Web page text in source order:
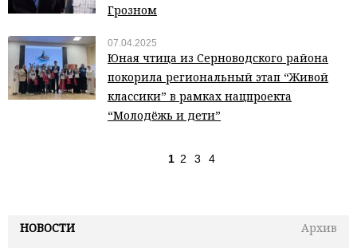
НОВОСТИ
Архив
Грозном
07.04.2025
Юная чтица из Серноводского района
покорила региональный этап “Живой
классики” в рамках нацпроекта
“Молодёжь и дети”
1 2 3 4